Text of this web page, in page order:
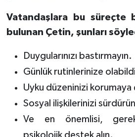
Vatandaşlara bu süreçte
bulunan Çetin, şunları
Duygularınızı bastırmayın.
Günlük rutinlerinize
Uyku düzeninizi korumaya
Sosyal ilişkilerinizi
Ve en önemlisi,
psikolojik destek alın.